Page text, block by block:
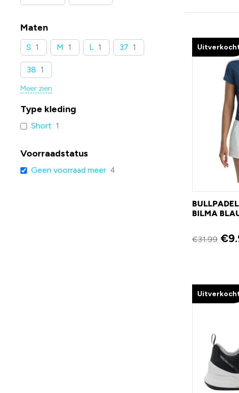
Maten
S 1 M 1 L 1 37 1
38 1
Meer zien
Type kleding
Short 1
Voorraadstatus
Geen voorraad meer 4
BILMA
€31.99 €